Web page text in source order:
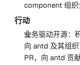
component 组
行动
业务驱动开源：
向 antd 及其组
PR，向 antd 贡